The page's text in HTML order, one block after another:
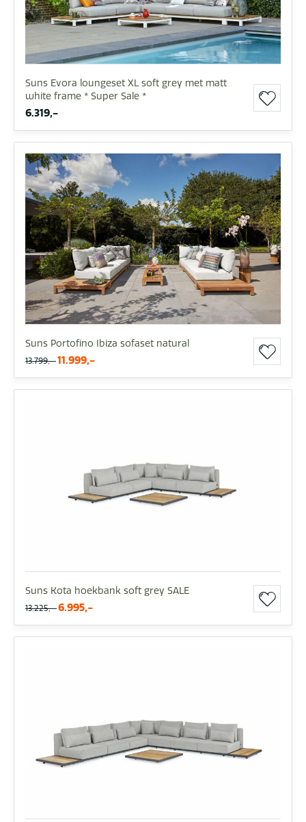
Suns Evora loungeset XL soft grey met matt
white frame * Super Sale *
6.319,-
Suns Portofino Ibiza sofaset natural
13.799,- 11.999,-
Suns Kota hoekbank soft grey SALE
13.225,- 6.995,-